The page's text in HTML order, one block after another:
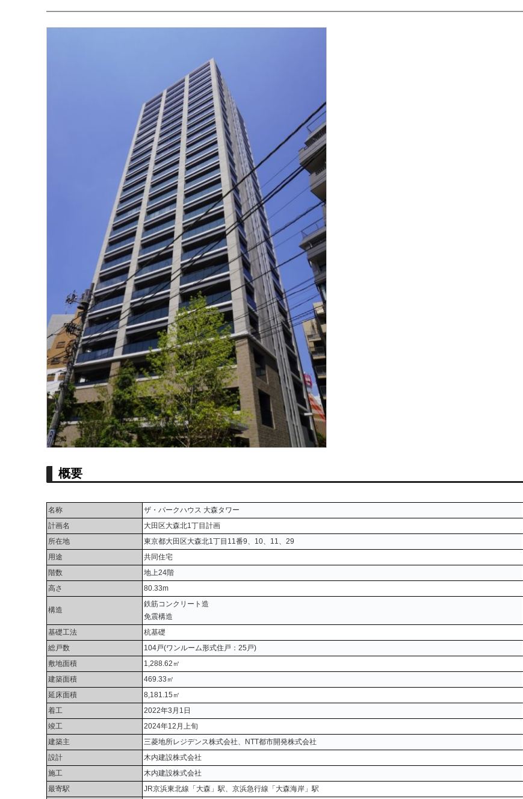
概要
名称
ザ・パークハウス 大森タワー
計画名
大田区大森北1丁目計画
所在地
東京都大田区大森北1丁目11番9、10、11、29
用途
共同住宅
階数
地上24階
高さ
80.33m
構造
鉄筋コンクリート造
免震構造
基礎工法
杭基礎
総戸数
104戸(ワンルーム形式住戸：25戸)
敷地面積
1,288.62㎡
建築面積
469.33㎡
延床面積
8,181.15㎡
着工
2022年3月1日
竣工
2024年12月上旬
建築主
三菱地所レジデンス株式会社、NTT都市開発株式会社
設計
木内建設株式会社
施工
木内建設株式会社
最寄駅
JR京浜東北線「大森」駅、京浜急行線「大森海岸」駅